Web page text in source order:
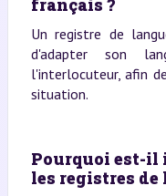
français ?
Un registre de
d'adapter son
l'interlocuteur, afin
situation.
Pourquoi est-il
les registres